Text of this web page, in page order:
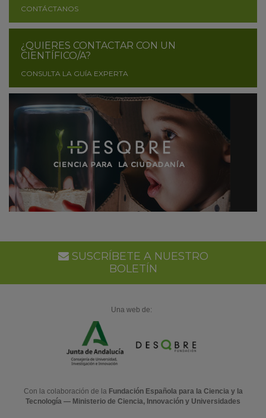
CONTÁCTANOS
¿QUIERES CONTACTAR CON UN
CIENTÍFICO/A?
CONSULTA LA GUÍA EXPERTA
SUSCRÍBETE A NUESTRO
BOLETÍN
Una web de:
Con la colaboración de la Fundación Española para la Ciencia y la
Tecnología — Ministerio de Ciencia, Innovación y Universidades